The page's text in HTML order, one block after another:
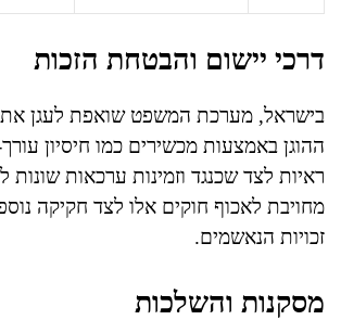
דרכי יישום והבטחת הזכות
בישראל, מערכת המשפט שואפת לעגן את
ההוגן באמצעות מכשירים כמו חיסיון עורך-
ראיות לצד שכנגד וזמינות ערכאות שונות
מחויבת לאכוף חוקים אלו לצד חקיקה
זכויות הנאשמים.
מסקנות והשלכות